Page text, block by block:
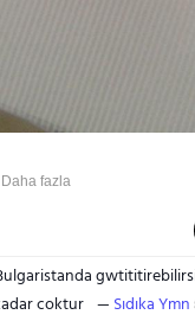
Daha fazla
coktur
Sıdıka Ymn